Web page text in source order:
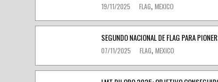
19/11/2025 FLAG, MEXICO
SEGUNDO NACIONAL DE FLAG PARA
07/11/2025 FLAG, MEXICO